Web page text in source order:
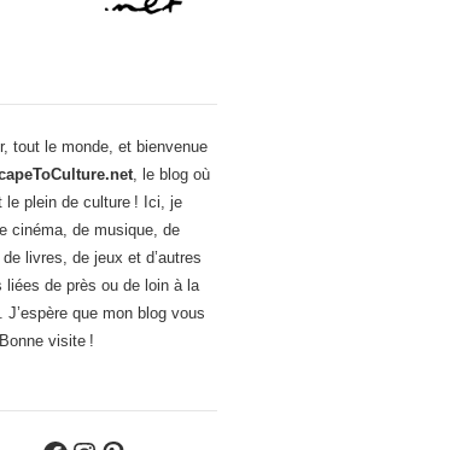
tout le monde, et bienvenue
, le blog où
le plein de culture ! Ici, je
cinéma, de musique, de
livres, de jeux et d’autres
liées de près ou de loin à la
J’espère que mon blog vous
visite !